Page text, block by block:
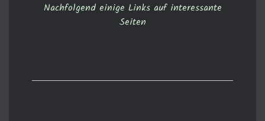
Nachfolgend einige Links auf interessante
Seiten